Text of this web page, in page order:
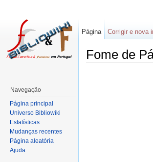
Fome de
Página Corrigir e nova
Navegação
Página principal
Universo Bibliowiki
Estatísticas
Mudanças recentes
Página aleatória
Ajuda